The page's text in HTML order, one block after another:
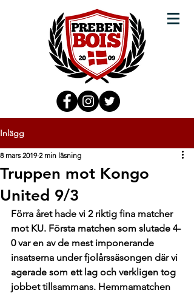
Inlägg
Truppen mot Kongo
United 9/3
8 mars 2019 2 min läsning
Förra året hade vi 2 riktig fina matcher
mot KU. Första matchen som slutade 4-
0 var en av de mest imponerande
insatserna under fjolårssäsongen där vi
agerade som ett lag och verkligen tog
jobbet tillsammans. Hemmamatchen